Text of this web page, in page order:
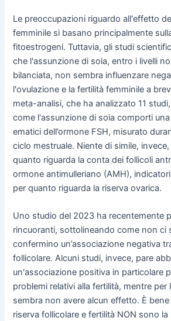
Le preoccupazioni riguardo all'effetto
femminile si basano principalmente
fitoestrogeni. Tuttavia, gli studi
che l'assunzione di soia, entro i livelli
bilanciata, non sembra influenzare
l'ovulazione e la fertilità femminile a
meta-analisi, che ha analizzato 11
come l'assunzione di soia comporti
ematici dell’ormone FSH, misurato
ciclo mestruale. Niente di simile,
quanto riguarda la conta dei follicoli
ormone antimulleriano (AMH),
per quanto riguarda la riserva ovarica.
Uno studio del 2023 ha recentemente
rincuoranti, sottolineando come non ci
confermino un’associazione negativa
follicolare. Alcuni studi, invece, pare
un'associazione positiva in particolare
problemi relativi alla fertilità, mentre per
sembra non avere alcun effetto. È
riserva follicolare e fertilità NON sono